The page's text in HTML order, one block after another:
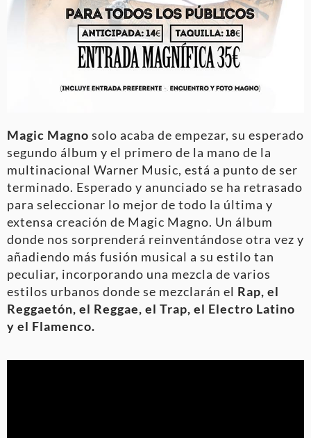
Magic Magno solo acaba de empezar, su esperado
segundo álbum y el primero de la mano de la
multinacional Warner Music, está a punto de ser
terminado. Esperado y anunciado se ha retrasado
para seleccionar lo mejor de todo la última y
extensa creación de Magic Magno. Un álbum
donde nos sorprenderá reinventándose otra vez y
añadiendo más fusión musical a su estilo tan
peculiar, incorporando una mezcla de varios
estilos urbanos donde se mezclarán el Rap, el
Reggaetón, el Reggae, el Trap, el Electro Latino
y el Flamenco.